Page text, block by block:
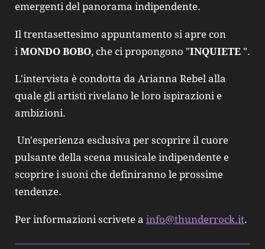
emergenti del panorama indipendente.
Il trentasettesimo appuntamento si apre con
i MONDO BOBO, che ci propongono "INQUIETE ".
L'intervista è condotta da Arianna Rebel alla
quale gli artisti rivelano le loro ispirazioni e
ambizioni.
Un'esperienza esclusiva per scoprire il cuore
pulsante della scena musicale indipendente e
scoprire i suoni che definiranno le prossime
tendenze.
Per informazioni scrivete a info@thunderrock.it.